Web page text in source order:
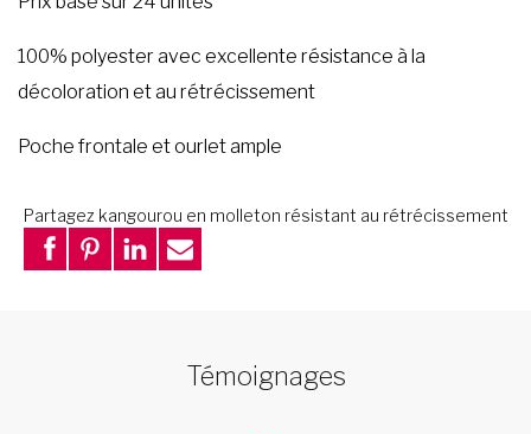
100% polyester avec excellente résistance à la
décoloration et au rétrécissement
Poche frontale et ourlet ample
Partagez kangourou en molleton résistant au rétrécissement
Témoignages